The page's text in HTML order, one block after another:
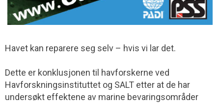
Havet kan reparere seg selv – hvis vi lar det.
Dette er konklusjonen til havforskerne ved
Havforskningsinstituttet og SALT etter at de har
undersøkt effektene av marine bevaringsområder